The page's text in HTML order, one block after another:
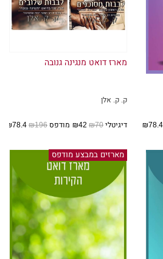
מארז דואט מנגינה גנובה
ק. ק. אלן
דיגיטלי₪70 מודפס₪196
מארזים במבצע מודפס